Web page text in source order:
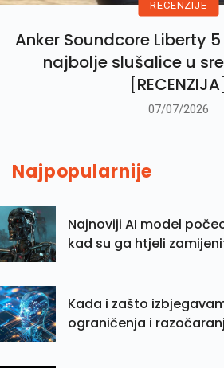
RECENZIJE
Anker Soundcore Liberty
najbolje slušalice u
[RECENZIJA]
07/07/2026
Najpopularnije
Najnoviji AI model
kad su ga htjeli
Kada i zašto
ograničenja i